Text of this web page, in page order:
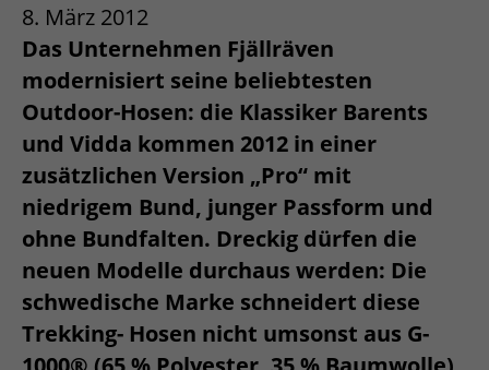
8. März 2012
Das Unternehmen Fjällräven
modernisiert seine beliebtesten
Outdoor-Hosen: die Klassiker Barents
und Vidda kommen 2012 in einer
zusätzlichen Version „Pro“ mit
niedrigem Bund, junger Passform und
ohne Bundfalten. Dreckig dürfen die
neuen Modelle durchaus werden: Die
schwedische Marke schneidert diese
Trekking- Hosen nicht umsonst aus G-